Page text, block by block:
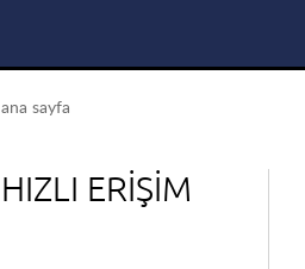
ana sayfa
HIZLI ERİŞİM